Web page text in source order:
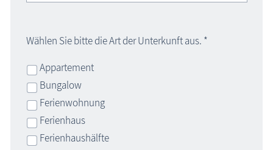
Wählen Sie bitte die Art der Unterkunft aus. *
Appartement
Bungalow
Ferienwohnung
Ferienhaus
Ferienhaushälfte